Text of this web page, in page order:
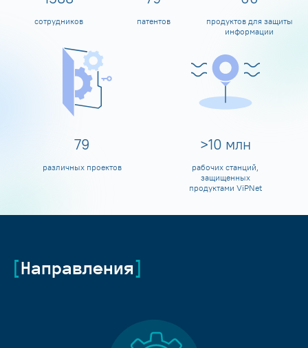
сотрудников патентов
продуктов для защиты
информации
80
различных проектов
>10 млн
рабочих станций,
защищенных
продуктами ViPNet
Направления